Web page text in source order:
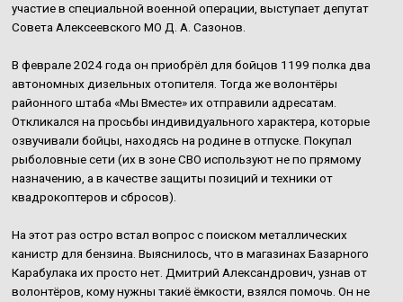
участие в специальной военной операции, выступает депутат
Совета Алексеевского МО Д. А. Сазонов.
В феврале 2024 года он приобрёл для бойцов 1199 полка два
автономных дизельных отопителя. Тогда же волонтёры
районного штаба «Мы Вместе» их отправили адресатам.
Откликался на просьбы индивидуального характера, которые
озвучивали бойцы, находясь на родине в отпуске. Покупал
рыболовные сети (их в зоне СВО используют не по прямому
назначению, а в качестве защиты позиций и техники от
квадрокоптеров и сбросов).
На этот раз остро встал вопрос с поиском металлических
канистр для бензина. Выяснилось, что в магазинах Базарного
Карабулака их просто нет. Дмитрий Александрович, узнав от
волонтёров, кому нужны такиё ёмкости, взялся помочь. Он не